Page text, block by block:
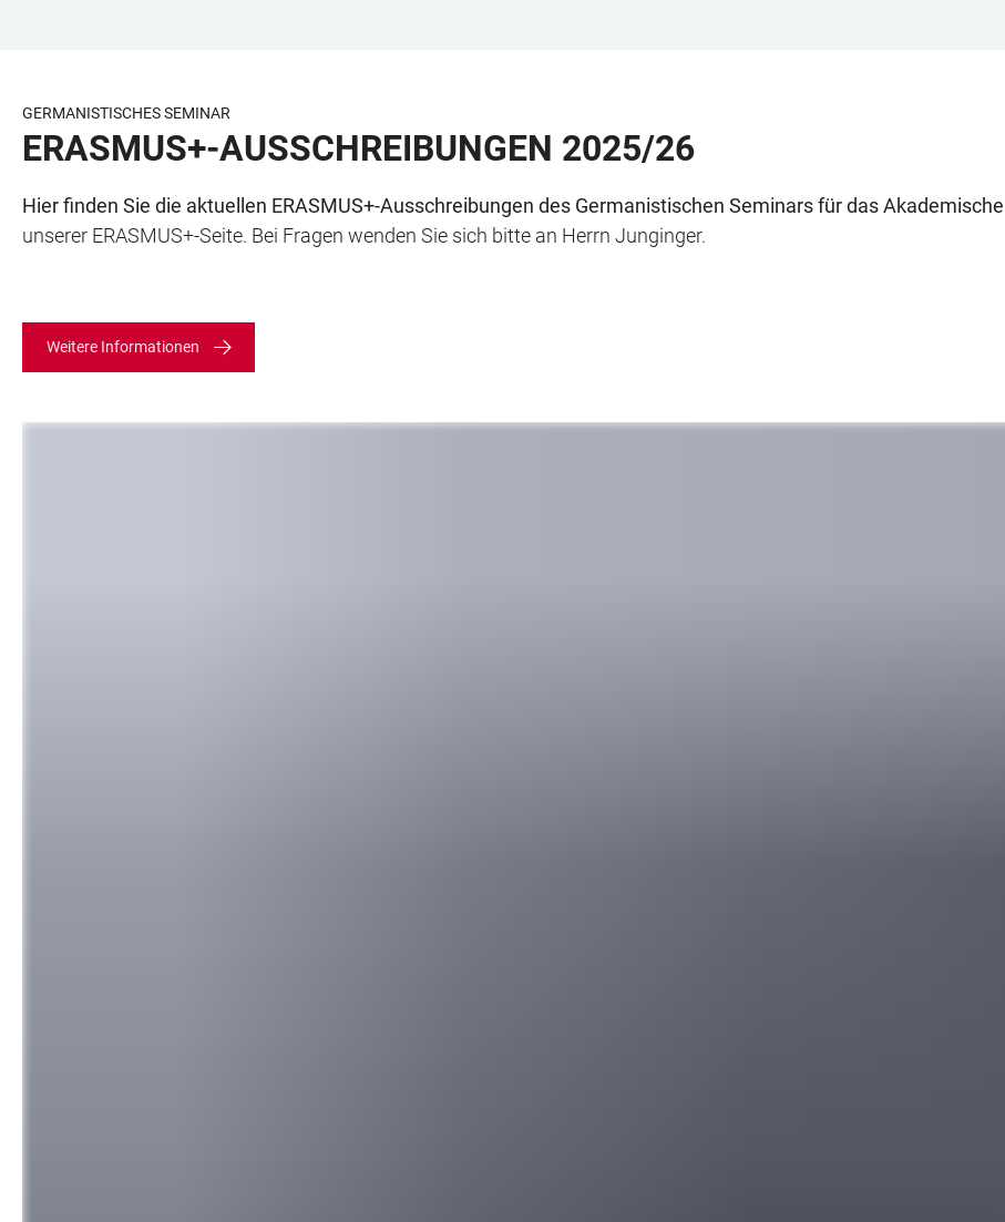
BARRIEREFREIHEIT
GERMANISTISCHES SEMINAR
ERASMUS+-AUSSCHREIBUNGEN 2025/26
Hier finden Sie die aktuellen ERASMUS+-Ausschreibungen des Germanistischen Seminars für das
unserer ERASMUS+-Seite. Bei Fragen wenden Sie sich bitte an Herrn Junginger.
Weitere Informationen